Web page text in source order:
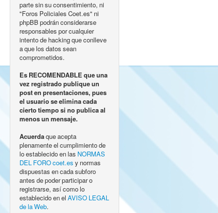
parte sin su consentimiento, ni
"Foros Policiales Coet.es" ni
phpBB podrán considerarse
responsables por cualquier
intento de hacking que conlleve
a que los datos sean
comprometidos.
Es RECOMENDABLE que una
vez registrado publique un
post en presentaciones, pues
el usuario se elimina cada
cierto tiempo si no publica al
menos un mensaje.
Acuerda que acepta
plenamente el cumplimiento de
lo establecido en las NORMAS
DEL FORO coet.es y normas
dispuestas en cada subforo
antes de poder participar o
registrarse, así como lo
establecido en el AVISO LEGAL
de la Web.